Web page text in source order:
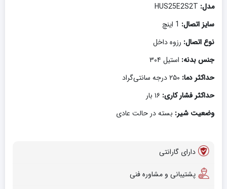
مدل:
سایز اتصال:
نوع اتصال: رزوه داخل
جنس بدنه: استیل ۳۰۴
حداکثر دما:
حداکثر فشار کاری:
وضعیت شیر: بسته در حالت عادی
دارای گارانتی
پشتیبانی و مشاوره فنی